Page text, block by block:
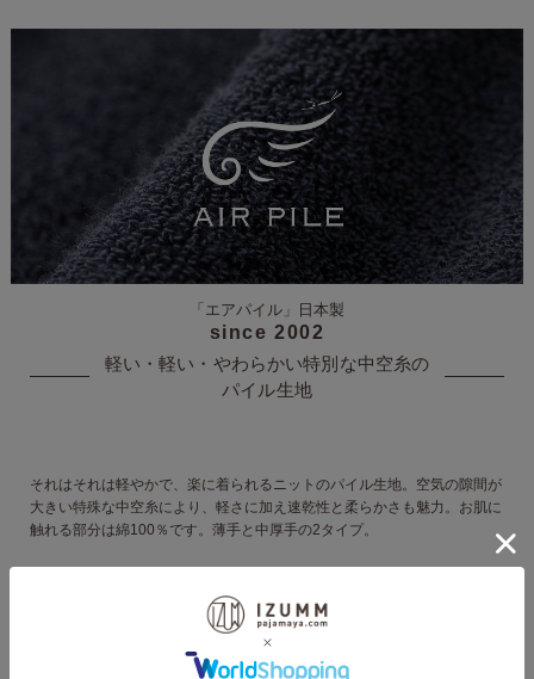
軽い・軽い・やわらかい特別な中空糸の
パイル生地
「エアパイル」 日本製
since 2002
それはそれは軽やかで、楽に着られるニットのパイル生地。空気の隙間が
大きい特殊な中空糸により、軽さに加え速乾性と柔らかさも魅力。 お肌に
触れる部分は綿100％です。薄手と中厚手の2タイプ。